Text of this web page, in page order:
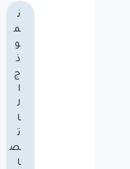
ن
م
و
ذ
ج
ا
ل
ا
ت
ص
ا